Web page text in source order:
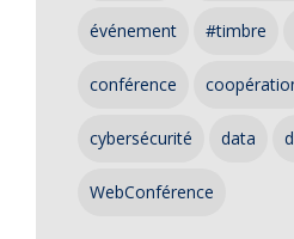
événement #timbre
conférence
cybersécurité data
WebConférence